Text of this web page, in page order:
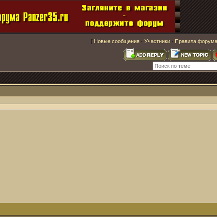
[ Новые сообщения · Участники · Правила форума